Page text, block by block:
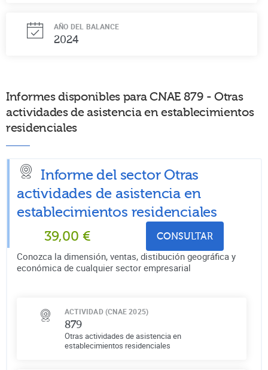
AÑO DEL BALANCE
2024
Informes disponibles para CNAE 879 - Otras
actividades de asistencia en establecimientos
residenciales
Informe del sector Otras
actividades de asistencia en
establecimientos residenciales
39,00 € CONSULTAR
Conozca la dimensión, ventas, distibución geográfica y
económica de cualquier sector empresarial
ACTIVIDAD (CNAE 2025)
879
Otras actividades de asistencia en
establecimientos residenciales